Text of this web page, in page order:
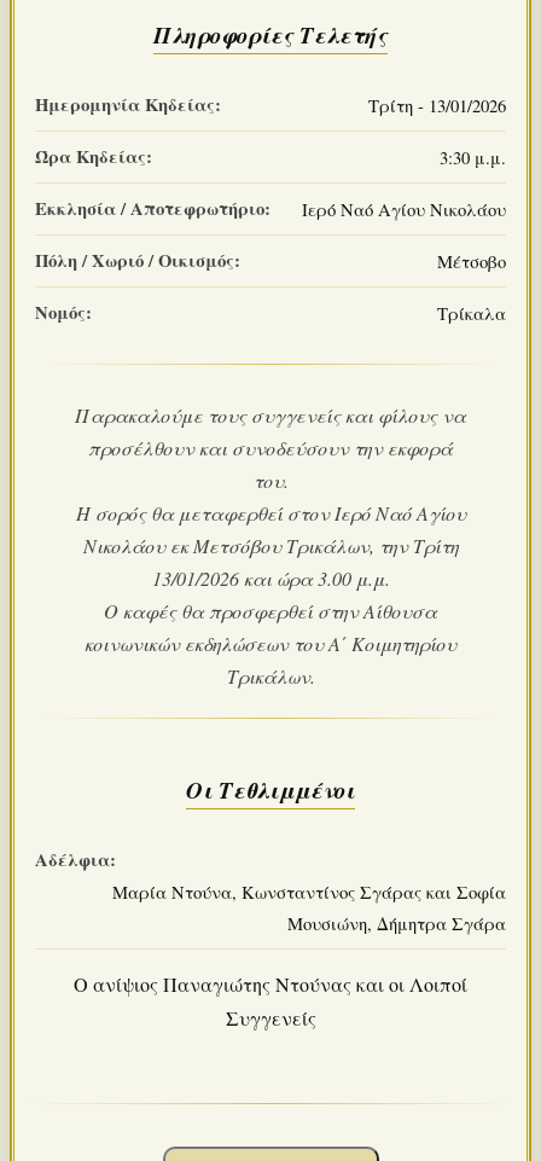
Πληροφορίες Τελετής
Ημερομηνία Κηδείας: Τρίτη - 13/01/2026
Ώρα Κηδείας: 3:30 μ.μ.
Εκκλησία / Αποτεφρωτήριο: Ιερό Ναό Αγίου Νικολάου
Πόλη / Χωριό / Οικισμός: Μέτσοβο
Νομός: Τρίκαλα
Παρακαλούμε τους συγγενείς και φίλους να
προσέλθουν και συνοδεύσουν την εκφορά
του.
Η σορός θα μεταφερθεί στον Ιερό Ναό Αγίου
Νικολάου εκ Μετσόβου Τρικάλων, την Τρίτη
13/01/2026 και ώρα 3.00 μ.μ.
Ο καφές θα προσφερθεί στην Αίθουσα
κοινωνικών εκδηλώσεων του Α΄ Κοιμητηρίου
Τρικάλων.
Οι Τεθλιμμένοι
Αδέλφια:
Μαρία Ντούνα, Κωνσταντίνος Σγάρας και Σοφία
Μουσιώνη, Δήμητρα Σγάρα
Ο ανίψιος Παναγιώτης Ντούνας και οι Λοιποί
Συγγενείς